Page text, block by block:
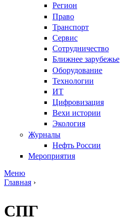
Регион
Право
Транспорт
Сервис
Сотрудничество
Ближнее зарубежье
Оборудование
Технологии
ИТ
Цифровизация
Вехи истории
Экология
Журналы
Нефть России
Мероприятия
Меню
Главная ›
СПГ